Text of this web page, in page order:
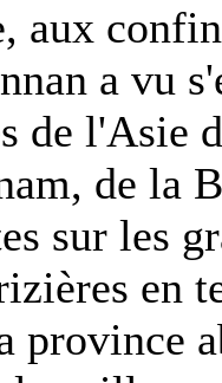
aux
a vu
de l'Asie
de la
sur les
en
province